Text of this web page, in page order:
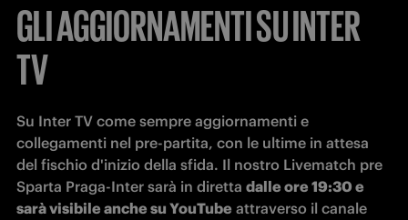
GLI AGGIORNAMENTI SU INTER
TV
Su Inter TV come sempre aggiornamenti e
collegamenti nel pre-partita, con le ultime in attesa
del fischio d'inizio della sfida. Il nostro Livematch pre
Sparta Praga-Inter sarà in diretta dalle ore 19:30 e
sarà visibile anche su YouTube attraverso il canale